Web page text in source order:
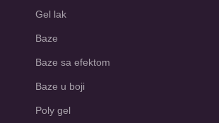
Gel lak
Baze
Baze sa efektom
Baze u boji
Poly gel